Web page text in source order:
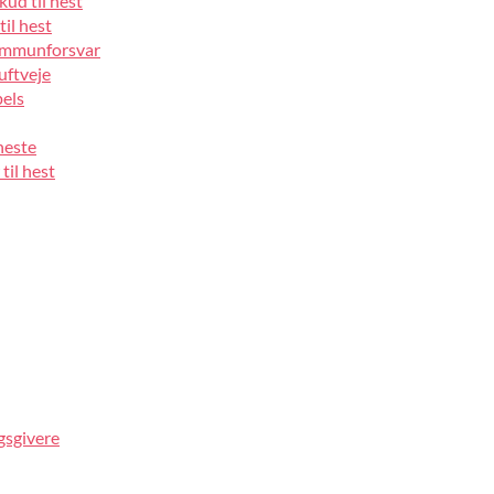
hest
til hest